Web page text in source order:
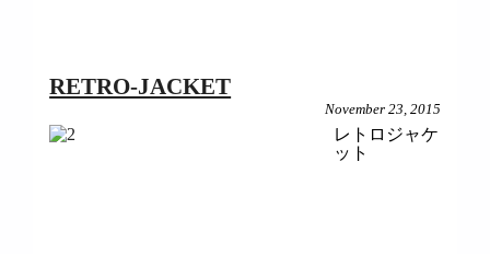
RETRO-JACKET
November 23, 2015
レトロジャケ
ット